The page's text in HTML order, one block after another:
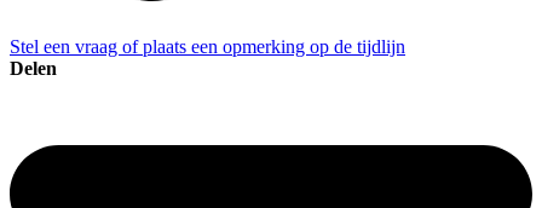
Stel een vraag of plaats een opmerking op de tijdlijn
Delen